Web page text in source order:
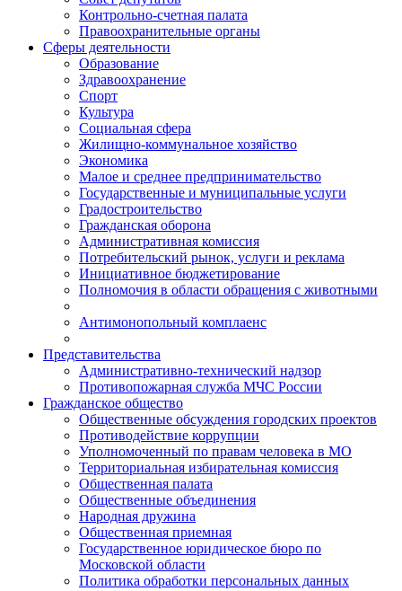
Контрольно-счетная палата
Правоохранительные органы
Сферы деятельности
Образование
Здравоохранение
Спорт
Культура
Социальная сфера
Жилищно-коммунальное хозяйство
Экономика
Малое и среднее предпринимательство
Государственные и муниципальные услуги
Градостроительство
Гражданская оборона
Административная комиссия
Потребительский рынок, услуги и реклама
Инициативное бюджетирование
Полномочия в области обращения с животными
Антимонопольный комплаенс
Представительства
Административно-технический надзор
Противопожарная служба МЧС России
Гражданское общество
Общественные обсуждения городских проектов
Противодействие коррупции
Уполномоченный по правам человека в МО
Территориальная избирательная комиссия
Общественная палата
Общественные объединения
Народная дружина
Общественная приемная
Государственное юридическое бюро по
Московской области
Политика обработки персональных данных